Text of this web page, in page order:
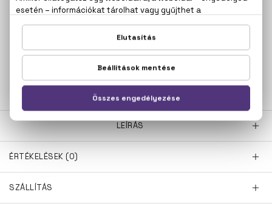
100% eredeti termékek,
14 napos visszaküldési
LEÍRÁS
ÉRTÉKELÉSEK (0)
SZÁLLÍTÁS